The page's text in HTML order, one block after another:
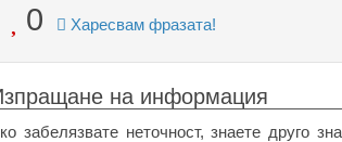
0 Харесвам фразата!
на информация
забелязвате неточност, знаете друго